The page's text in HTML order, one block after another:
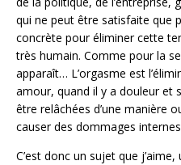
qui ne peut être satisfaite que
concrète pour éliminer cette
très humain. Comme pour la
apparaît… L’orgasme est
amour, quand il y a douleur et
être relâchées d’une manière
causer des dommages
C’est donc un sujet que